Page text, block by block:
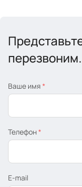
перезвоним.
Ваше имя *
Телефон*
E-mail